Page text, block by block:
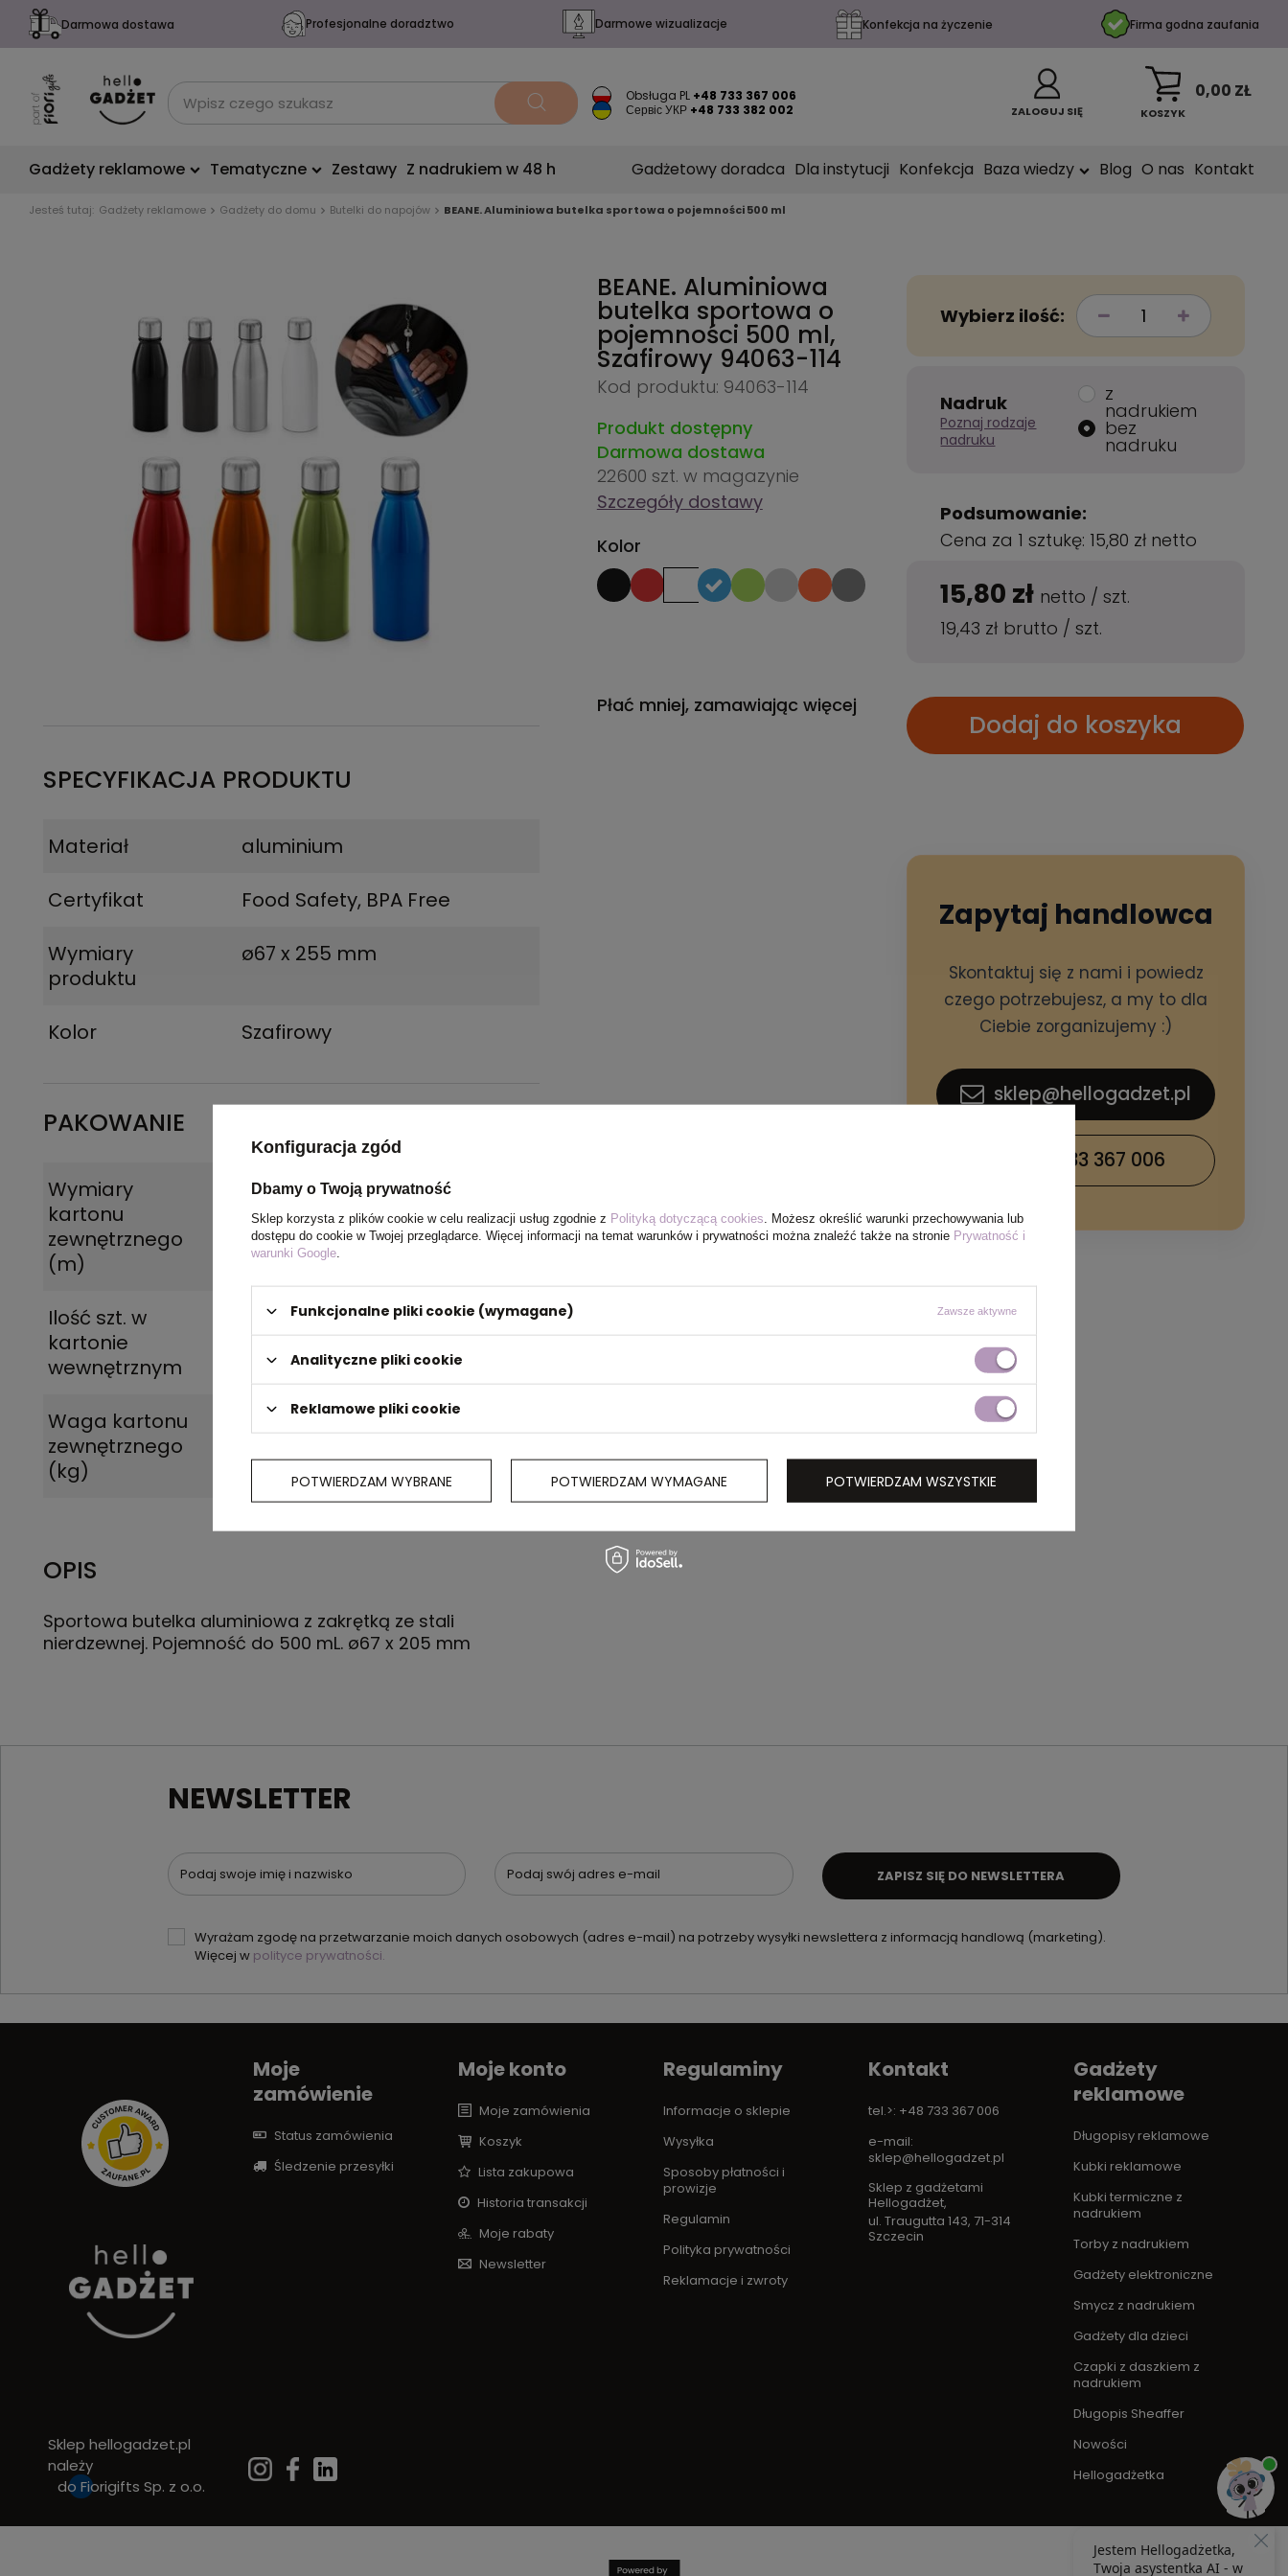
Darmowa dostawa Profesjonalne doradztwo Darmowe wizualizacje Konfekcja na życzenie Firma godna zaufania
Obsługa PL +48 733 367 006
Сервіс УКР +48 733 382 002 ZALOGUJ SIĘ KOSZYK
0,00 ZŁ
Gadżety reklamowe Tematyczne Zestawy Z nadrukiem w 48 h Gadżetowy doradca Dla instytucji Konfekcja Baza wiedzy Blog O nas Kontakt
Jesteś tutaj: Gadżety reklamowe Gadżety do domu Butelki do napojów BEANE. Aluminiowa butelka sportowa o pojemności 500 ml
SPECYFIKACJA PRODUKTU
Materiał
aluminium
Certyfikat
Food Safety, BPA Free
Wymiary
produktu
ø67 x 255 mm
Kolor Szafirowy
PAKOWANIE
Wymiary
kartonu
zewnętrznego
(m)
0.36x0.36x0.425
Ilość szt. w
kartonie
wewnętrznym
Waga kartonu
zewnętrznego
(kg)
5.750
OPIS
Sportowa butelka aluminiowa z zakrętką ze stali
nierdzewnej. Pojemność do 500 mL. ø67 x 205 mm
BEANE. Aluminiowa
butelka sportowa o
pojemności 500 ml,
Szafirowy 94063-114
Kod produktu: 94063-114
Produkt dostępny
Darmowa dostawa
22600 szt. w magazynie
Szczegóły dostawy
Kolor
Płać mniej, zamawiając więcej
Wybierz ilość:
Nadruk
Poznaj rodzaje
nadruku
z
nadrukiem
bez
nadruku
Podsumowanie:
Cena za 1 sztukę: 15,80 zł netto
15,80 zł netto /szt.
19,43 zł brutto /szt.
Dodaj do koszyka
Zapytaj handlowca
Skontaktuj się z nami i powiedz
czego potrzebujesz, a my to dla
Ciebie zorganizujemy :)
sklep@hellogadzet.pl
+48 733 367 006
NEWSLETTER
Podaj swoje imię i nazwisko Podaj swój adres e-mail
Wyrażam zgodę na przetwarzanie moich danych osobowych (adres e-mail) na potrzeby wysyłki newslettera z informacją handlową (marketing).
Więcej w polityce prywatności.
ZAPISZ SIĘ DO NEWSLETTERA
Sklep hellogadzet.pl
należy
do Fiorigifts Sp. z o.o.
Moje
zamówienie
Status zamówienia
Śledzenie przesyłki
Moje konto
Moje zamówienia
Koszyk
Lista zakupowa
Historia transakcji
Moje rabaty
Newsletter
Regulaminy
Informacje o sklepie
Wysyłka
Sposoby płatności i
prowizje
Regulamin
Polityka prywatności
Reklamacje i zwroty
Kontakt
tel.>: +48 733 367 006
e-mail:
sklep@hellogadzet.pl
Sklep z gadżetami
Hellogadżet,
ul. Traugutta 143, 71-314
Szczecin
Gadżety
reklamowe
Długopisy reklamowe
Kubki reklamowe
Kubki termiczne z
nadrukiem
Torby z nadrukiem
Gadżety elektroniczne
Smycz z nadrukiem
Gadżety dla dzieci
Czapki z daszkiem z
nadrukiem
Długopis Sheaffer
Nowości
Hellogadżetka
Konfiguracja zgód
Dbamy o Twoją prywatność
Sklep korzysta z plików cookie w celu realizacji usług zgodnie z Polityką dotyczącą cookies . Możesz określić warunki przechowywania lub
dostępu do cookie w Twojej przeglądarce. Więcej informacji na temat warunków i prywatności można znaleźć także na stronie Prywatność i
warunki Google
Funkcjonalne pliki cookie (wymagane) Zawsze aktywne
Analityczne pliki cookie
Reklamowe pliki cookie
POTWIERDZAM WYBRANE POTWIERDZAM WYMAGANE POTWIERDZAM WSZYSTKIE